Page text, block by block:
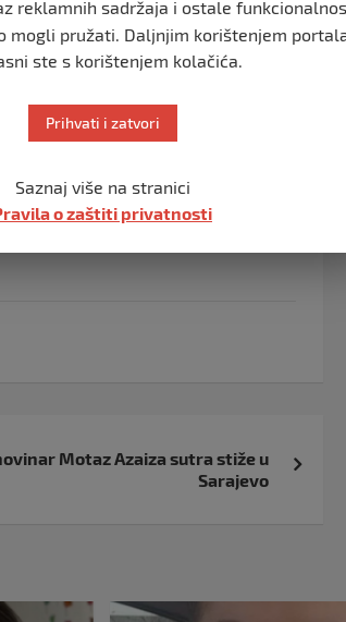
Šljivu, sina Amara Sljive,
Bitići. No on je nakon
na zadržavanju u FUP-u.
Motaz Azaiza sutra stiže u
Sarajevo
reklamnih sadržaja i ostale
mogli pružati. Daljnjim korištenjem
ste s korištenjem kolačića.
Prihvati i zatvori
Saznaj više na stranici
o zaštiti privatnosti